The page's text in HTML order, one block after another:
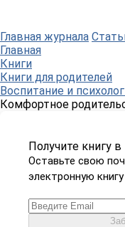
Главная журнала
Главная
Книги
Книги для родителей
Воспитание и
Комфортное
Получите книгу в
Оставьте свою
электронную